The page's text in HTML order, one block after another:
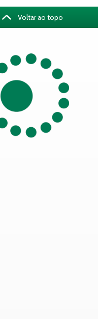
Voltar ao topo